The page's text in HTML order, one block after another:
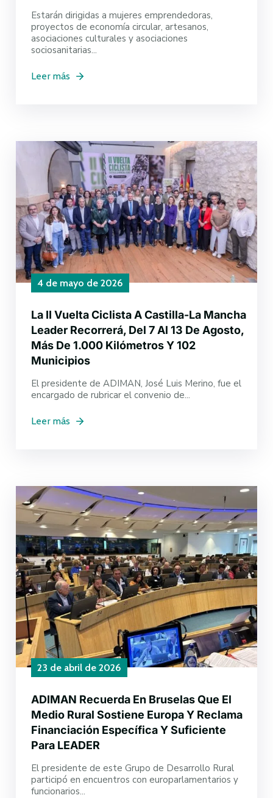
Estarán dirigidas a mujeres emprendedoras,
proyectos de economía circular, artesanos,
asociaciones culturales y asociaciones
sociosanitarias...
Leer más
4 de mayo de 2026
La II Vuelta Ciclista A Castilla-La Mancha
Leader Recorrerá, Del 7 Al 13 De Agosto,
Más De 1.000 Kilómetros Y 102
Municipios
El presidente de ADIMAN, José Luis Merino, fue el
encargado de rubricar el convenio de...
Leer más
23 de abril de 2026
ADIMAN Recuerda En Bruselas Que El
Medio Rural Sostiene Europa Y Reclama
Financiación Específica Y Suficiente
Para LEADER
El presidente de este Grupo de Desarrollo Rural
participó en encuentros con europarlamentarios y
funcionarios...